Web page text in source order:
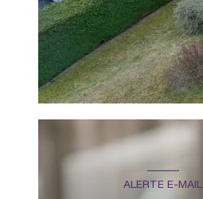
ALERTE E-MAIL